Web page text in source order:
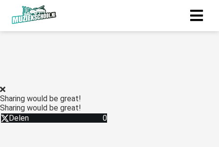
Sharing would be great!
Sharing would be great!
Delen
0